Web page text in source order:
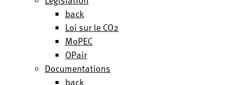
back
Loi sur le CO2
MoPEC
OPair
Documentations
back